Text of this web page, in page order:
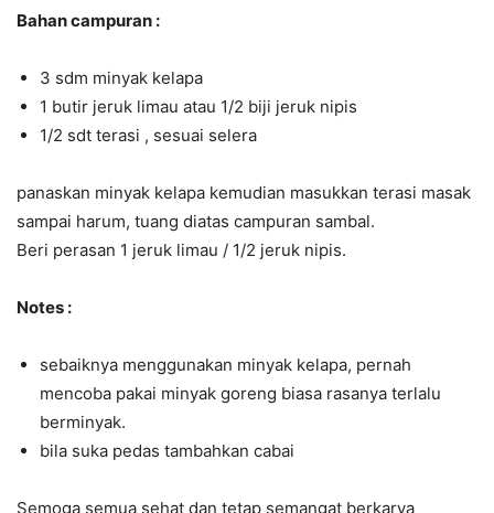
Bahan campuran :
3 sdm minyak kelapa
1 butir jeruk limau atau 1/2 biji jeruk nipis
1/2 sdt terasi , sesuai selera
panaskan minyak kelapa kemudian masukkan terasi masak
sampai harum, tuang diatas campuran sambal.
Beri perasan 1 jeruk limau / 1/2 jeruk nipis.
Notes :
sebaiknya menggunakan minyak kelapa, pernah
mencoba pakai minyak goreng biasa rasanya terlalu
berminyak.
bila suka pedas tambahkan cabai
Semoga semua sehat dan tetap semangat berkarya